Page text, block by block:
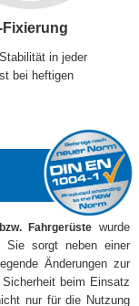
in jeder
bei heftigen
Fahrgerüstewurde
Sie sorgt neben einer
Änderungen zur
beim Einsatz
nur für die Nutzung